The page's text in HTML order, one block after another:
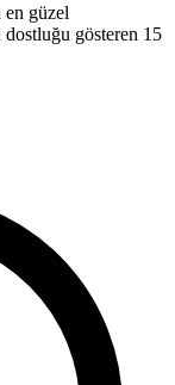
en güzel
gösteren 15